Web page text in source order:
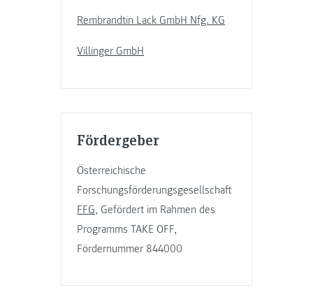
Rembrandtin Lack GmbH Nfg. KG
Villinger GmbH
Fördergeber
Österreichische
Forschungsförderungsgesellschaft
FFG, Gefördert im Rahmen des
Programms TAKE OFF,
Fördernummer 844000